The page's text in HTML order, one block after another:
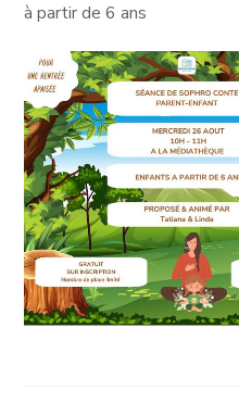
à partir de 6 ans